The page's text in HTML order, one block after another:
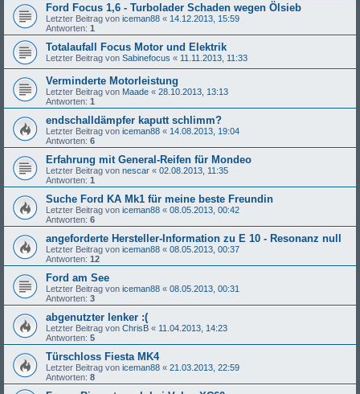
Ford Focus 1,6 - Turbolader Schaden wegen Ölsieb
Letzter Beitrag von iceman88 « 14.12.2013, 15:59
Antworten: 1
Totalaufall Focus Motor und Elektrik
Letzter Beitrag von Sabinefocus « 11.11.2013, 11:33
Verminderte Motorleistung
Letzter Beitrag von Maade « 28.10.2013, 13:13
Antworten: 1
endschalldämpfer kaputt schlimm?
Letzter Beitrag von iceman88 « 14.08.2013, 19:04
Antworten: 6
Erfahrung mit General-Reifen für Mondeo
Letzter Beitrag von nescar « 02.08.2013, 11:35
Antworten: 1
Suche Ford KA Mk1 für meine beste Freundin
Letzter Beitrag von iceman88 « 08.05.2013, 00:42
Antworten: 6
angeforderte Hersteller-Information zu E 10 - Resonanz null
Letzter Beitrag von iceman88 « 08.05.2013, 00:37
Antworten: 12
Ford am See
Letzter Beitrag von iceman88 « 08.05.2013, 00:31
Antworten: 3
abgenutzter lenker :(
Letzter Beitrag von ChrisB « 11.04.2013, 14:23
Antworten: 5
Türschloss Fiesta MK4
Letzter Beitrag von iceman88 « 21.03.2013, 22:59
Antworten: 8